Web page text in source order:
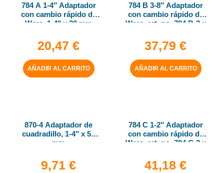
784 A 1-4″ Adaptador
con cambio rápido de
Wera, 1-4″ x 30 mm
20,47 €
AÑADIR AL CARRITO
784 B 3-8″ Adaptador
con cambio rápido de
Wera, art. no. 784 B-2 x
37,79 €
AÑADIR AL CARRITO
870-4 Adaptador de
cuadradillo, 1-4″ x 50
mm
9,71 €
784 C 1-2″ Adaptador
con cambio rápido de
Wera, art. no. 784 C-2 x
41,18 €